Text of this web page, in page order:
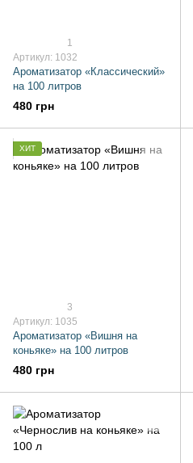
1
Артикул: 1032
Ароматизатор «Классический»
на 100 литров
480 грн
ХИТ
3
Артикул: 1035
Ароматизатор «Вишня на
коньяке» на 100 литров
480 грн